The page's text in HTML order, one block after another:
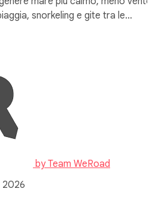
snorkeling e gite tra le…
byTeam WeRoad
2026